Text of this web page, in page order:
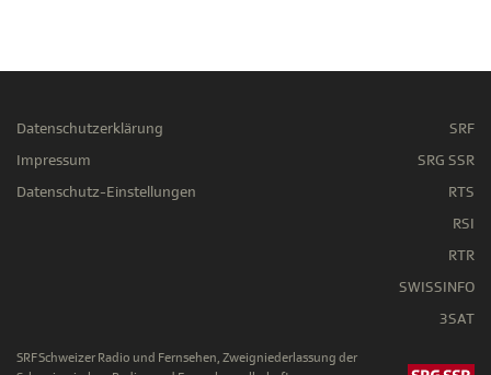
Datenschutzerklärung
Impressum
Datenschutz-Einstellungen
SRF
SRG SSR
RTS
RSI
RTR
SWISSINFO
3SAT
SRF Schweizer Radio und Fernsehen, Zweigniederlassung der